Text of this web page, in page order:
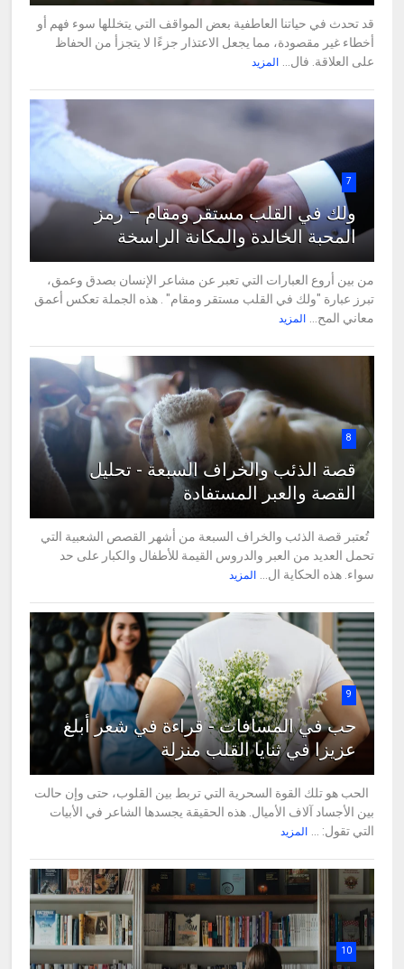
قد تحدث في حياتنا العاطفية بعض المواقف التي يتخللها سوء فهم أو
أخطاء غير مقصودة، مما يجعل الاعتذار جزءًا لا يتجزأ من الحفاظ
على العلاقة. فال...
المزيد
7
ولك في القلب مستقر ومقام – رمز
المحبة الخالدة والمكانة الراسخة
من بين أروع العبارات التي تعبر عن مشاعر الإنسان بصدق وعمق،
تبرز عبارة "ولك في القلب مستقر ومقام" . هذه الجملة تعكس أعمق
معاني المح...
المزيد
8
قصة الذئب والخراف السبعة - تحليل
القصة والعبر المستفادة
تُعتبر قصة الذئب والخراف السبعة من أشهر القصص الشعبية التي
تحمل العديد من العبر والدروس القيمة للأطفال والكبار على حد
سواء. هذه الحكاية ال...
المزيد
9
حب في المسافات - قراءة في شعر أبلغ
عزيزا في ثنايا القلب منزلة
الحب هو تلك القوة السحرية التي تربط بين القلوب، حتى وإن حالت
بين الأجساد آلاف الأميال. هذه الحقيقة يجسدها الشاعر في الأبيات
التي تقول: ...
المزيد
10